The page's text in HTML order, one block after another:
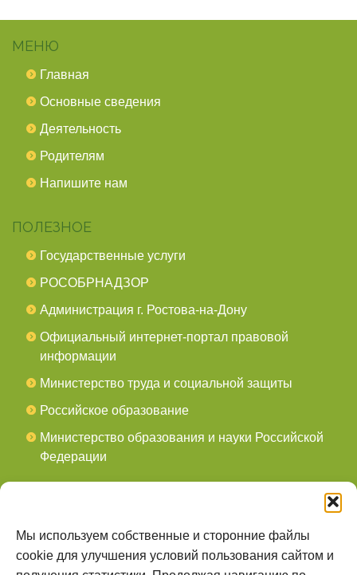
Мы используем собственные и сторонние файлы
cookie для улучшения условий пользования сайтом и
МЕНЮ
Главная
Основные сведения
Деятельность
Родителям
Напишите нам
ПОЛЕЗНОЕ
Государственные услуги
РОСОБРНАДЗОР
Администрация г. Ростова-на-Дону
Официальный интернет-портал правовой
информации
Министерство труда и социальной защиты
Российское образование
Министерство образования и науки Российской
Федерации
мы в Контакте